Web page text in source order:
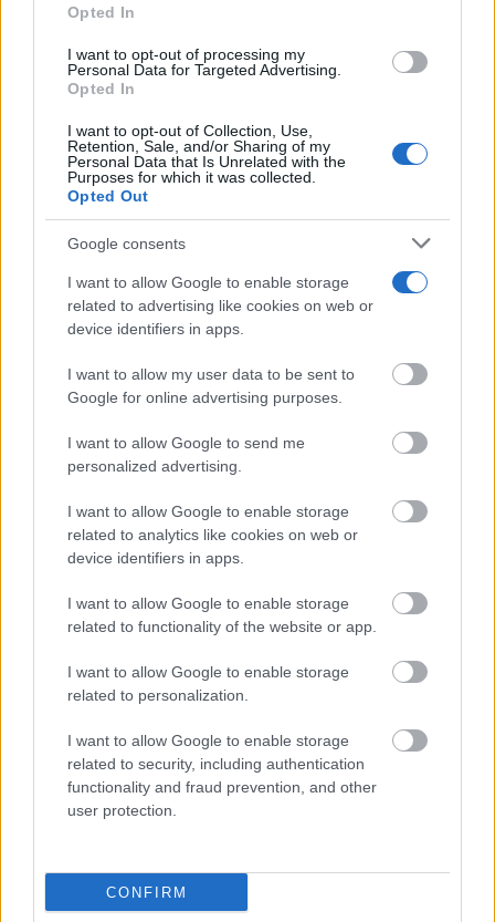
not limited to your visit or usage behaviour. You may click to
use your data for below specified purposes in below Google
consent section.
Opted In
I want to opt-out of processing my
Personal Data for Targeted Advertising.
Opted In
I want to opt-out of Collection, Use,
Retention, Sale, and/or Sharing of my
Personal Data that Is Unrelated with the
Purposes for which it was collected.
Opted Out
Google consents
I want to allow Google to enable storage
related to advertising like cookies on web or
device identifiers in apps.
I want to allow my user data to be sent to
Google for online advertising purposes.
I want to allow Google to send me
personalized advertising.
I want to allow Google to enable storage
related to analytics like cookies on web or
device identifiers in apps.
I want to allow Google to enable storage
related to functionality of the website or app.
I want to allow Google to enable storage
related to personalization.
I want to allow Google to enable storage
related to security, including authentication
functionality and fraud prevention, and other
user protection.
CONFIRM
¿De verdad hacen esto?
Costumbres que rompen todos los esquemas
Di adiós a la cal del baño con estos sencillos consejos
DISCOVER WITH
Últimas noticias
Alonso Cobo seguirá dirigiendo el juego del Val
09/08/2026
Buscan extras y varios perfiles profesionales
para el rodaje de una...
09/08/2026
09/08/2026